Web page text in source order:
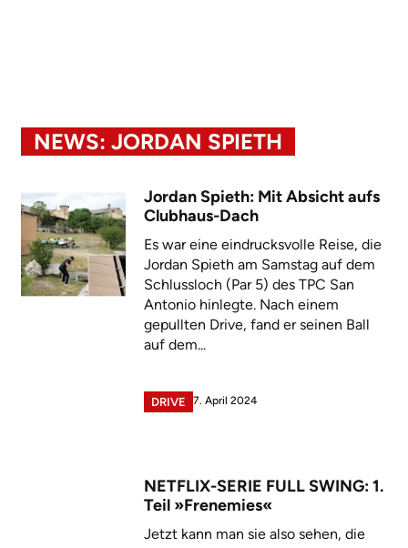
NEWS: JORDAN SPIETH
Jordan Spieth: Mit Absicht aufs
Clubhaus-Dach
Es war eine eindrucksvolle Reise, die
Jordan Spieth am Samstag auf dem
Schlussloch (Par 5) des TPC San
Antonio hinlegte. Nach einem
gepullten Drive, fand er seinen Ball
auf dem...
DRIVE 7. April 2024
NETFLIX-SERIE FULL SWING: 1.
Teil »Frenemies«
Jetzt kann man sie also sehen, die